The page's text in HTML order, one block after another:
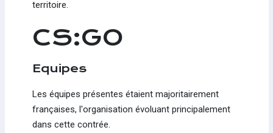
territoire.
CS:GO
Equipes
Les équipes présentes étaient majoritairement
françaises, l'organisation évoluant principalement
dans cette contrée.